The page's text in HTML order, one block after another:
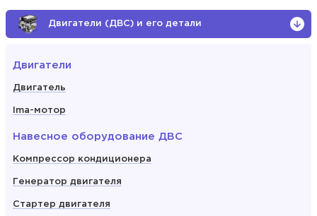
Двигатели (ДВС) и его детали
Двигатели
Двигатель
Ima-мотор
Навесное оборудование ДВС
Компрессор кондиционера
Генератор двигателя
Стартер двигателя